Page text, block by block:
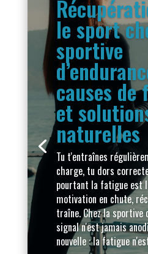
le sport
sportive
causes
et
naturelles
Tu t'entraînes
charge, tu dors
pourtant la fatigue est
motivation en chute,
traîne. Chez la sportive
signal n'est jamais
nouvelle : la fatigue
La récupération et la
forment un duo pour
durablement.
La préparation mentale
qui vise à développer
mentales propice à la
bien-être.